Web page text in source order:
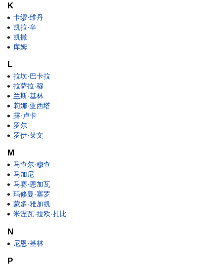
K
卡缪·维丹
凯拉·辛
凯撒
库姆
L
拉坎·巴卡拉
拉萨拉·穆
兰斯·基林
莉娜·亚西塔
露·卢卡
罗尔
罗伊·莱文
M
马查尔·穆查
马加尼
马赛·恩加瓦
玛修曼·塞罗
蒙多·雅加凯
米涅瓦·拉欧·扎比
N
尼恩·基林
P